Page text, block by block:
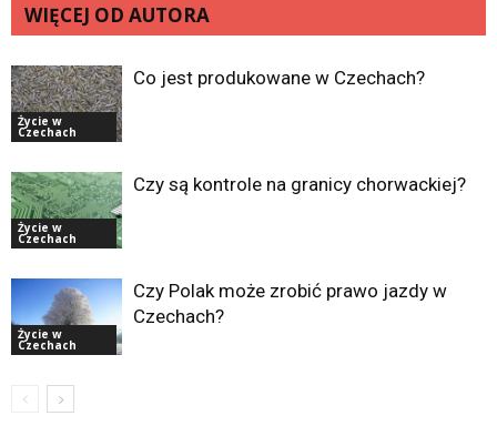
WIĘCEJ OD AUTORA
Życie w
Czechach
Co jest produkowane w Czechach?
Życie w
Czechach
Czy są kontrole na granicy chorwackiej?
Życie w
Czechach
Czy Polak może zrobić prawo jazdy w
Czechach?